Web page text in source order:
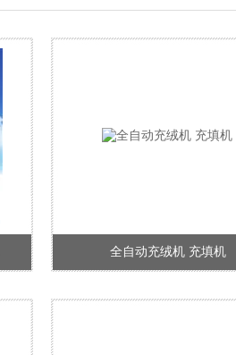
全自动充绒机 充填机